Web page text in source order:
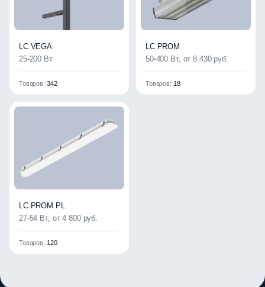
LC VEGA
25-200 Вт
Товаров: 342
LC PROM
50-400 Вт, от 8 430 руб.
Товаров: 18
LC PROM PL
27-54 Вт, от 4 800 руб.
Товаров: 120